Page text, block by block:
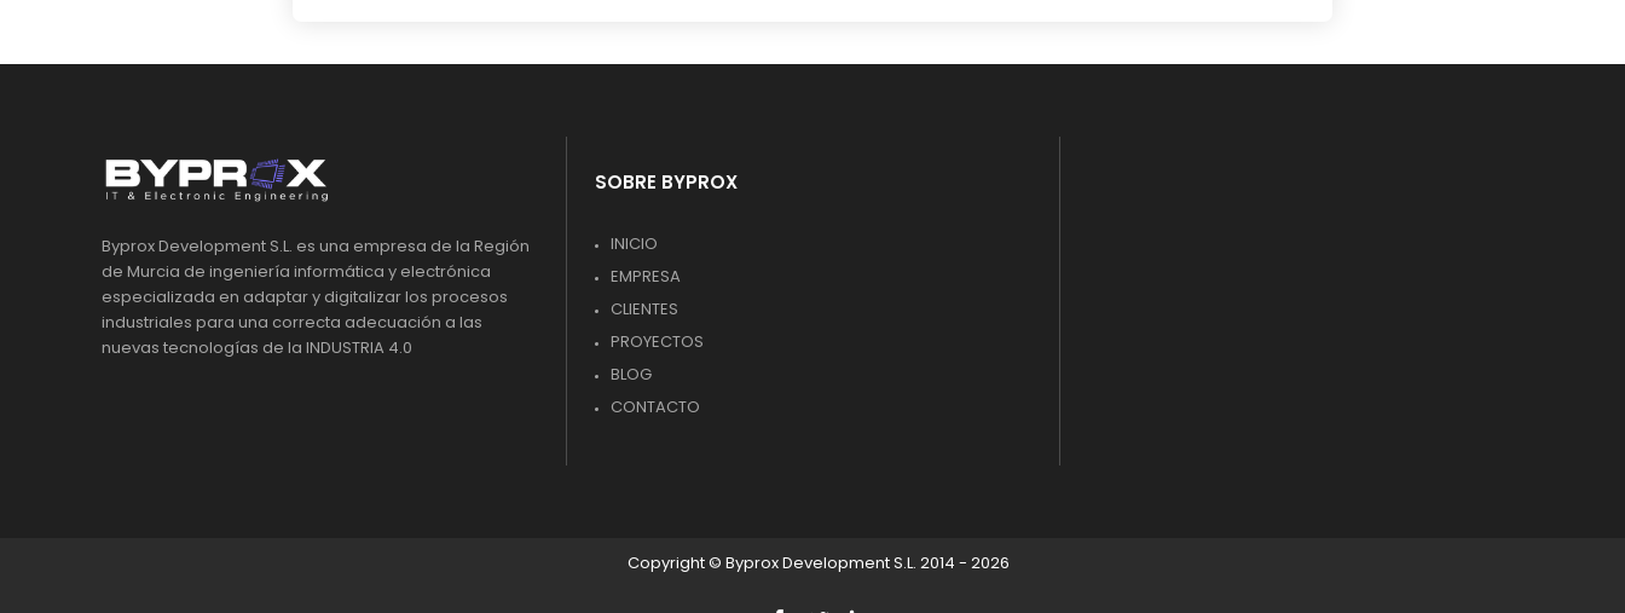
Byprox Development S.L. es una empresa de la Región
de Murcia de ingeniería informática y electrónica
especializada en adaptar y digitalizar los procesos
industriales para una correcta adecuación a las
nuevas tecnologías de la INDUSTRIA 4.0
SOBRE BYPROX
INICIO
EMPRESA
CLIENTES
PROYECTOS
BLOG
CONTACTO
Copyright © Byprox Development S.L. 2014 - 2026